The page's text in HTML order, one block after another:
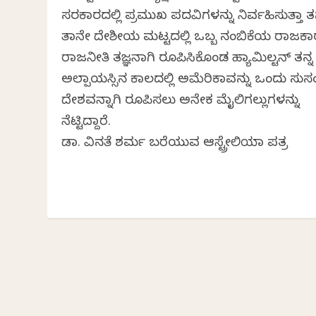
ಸರಕಾರದಲ್ಲಿ ಪ್ರಮುಖ ಪದವಿಗಳನ್ನು ನಿರ್ವಹಿಸುತ್ತಾ
ತಾನೇ ದೇಶೀಯ ಮಟ್ಟದಲ್ಲಿ ಒಬ್ಬ ನಂಬಿಕೆಯ
ರಾಜನೀತಿ ತಜ್ಞನಾಗಿ ರೂಪಿಸಿಕೊಂಡ ಹ್ಯಾಮಿಲ್ಟನ್ ತನ್ನ
ಅಲ್ಪಾಯಸ್ಸಿನ ಕಾಲದಲ್ಲಿ ಅಮೆರಿಕಾವನ್ನು ಒಂದು
ದೇಶವನ್ನಾಗಿ ರೂಪಿಸಲು ಅನೇಕ ಮೈಲಿಗಲ್ಲುಗಳನ್ನು
ನೆಟ್ಟಿದ್ದಾರೆ.
ಡಾ. ವಿನತೆ ಶರ್ಮ ಬರೆಯುವ ಆಸ್ಟ್ರೇಲಿಯಾ ಪತ್ರ